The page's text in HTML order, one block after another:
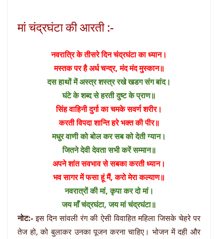
मां चंद्रघंटा की आरती :-
नवरात्रि के तीसरे दिन चंद्रघंटा का ध्यान।
मस्तक पर है अर्ध चन्द्र, मंद मंद मुस्कान॥
दस हाथों में अस्त्र शस्त्र रखे खडग संग बांद।
घंटे के शब्द से हरती दुष्ट के प्राण॥
सिंह वाहिनी दुर्गा का चमके सवर्ण शरीर।
करती विपदा शान्ति हरे भक्त की पीर॥
मधुर वाणी को बोल कर सब को देती ग्यान।
जितने देवी देवता सभी करें सम्मान॥
अपने शांत सवभाव से सबका करती ध्यान।
भव सागर में फसा हूं मैं, करो मेरा कल्याण॥
नवरात्रों की मां, कृपा कर दो मां।
जय माँ चंद्रघंटा, जय मां चंद्रघंटा॥
नोट:-इस दिन सांवली रंग की ऐसी विवाहित महिला जिसके चेहरे पर
तेज हो, को बुलाकर उनका पूजन करना चाहिए। भोजन में दही और